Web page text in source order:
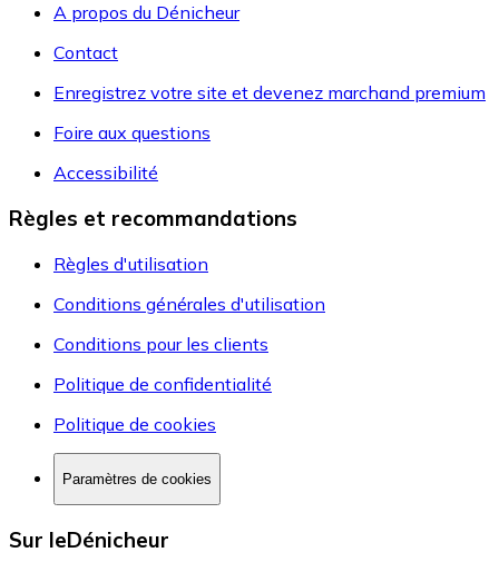
A propos du Dénicheur
Contact
Enregistrez votre site et devenez marchand premium
Foire aux questions
Accessibilité
Règles et recommandations
Règles d'utilisation
Conditions générales d'utilisation
Conditions pour les clients
Politique de confidentialité
Politique de cookies
Paramètres de cookies
Sur leDénicheur